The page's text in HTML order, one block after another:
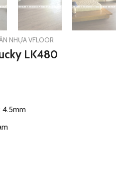
NHỰA VFLOOR
LK480
4.5mm